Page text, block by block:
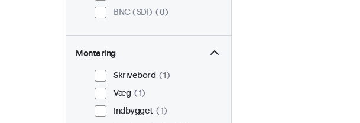
BNC (SDI)
0
Montering
Skrivebord
1
Væg
1
Indbygget
1